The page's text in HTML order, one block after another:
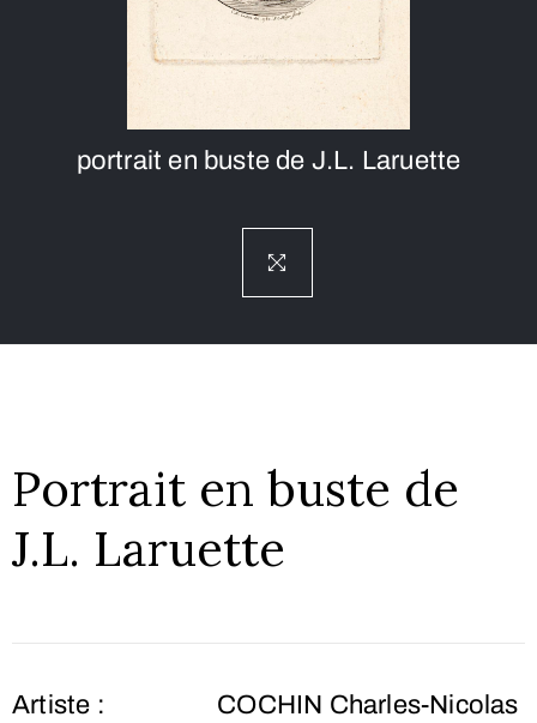
portrait en buste de J.L. Laruette
Portrait en buste de
J.L. Laruette
Artiste :
COCHIN Charles-Nicolas